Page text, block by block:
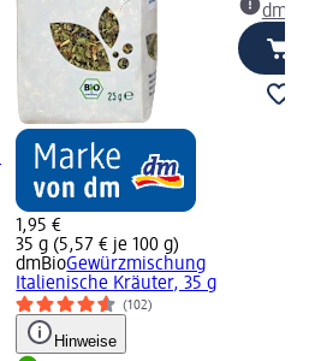
1,95 €
35 g (5,57 € je 100 g)
dmBioGewürzmischung
Italienische Kräuter, 35 g
(102)
Hinweise
dm